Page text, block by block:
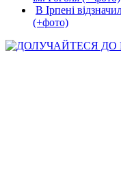
В Ірпені
(+фото)